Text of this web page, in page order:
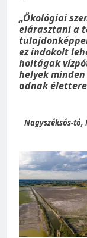
„Ökológiai
elárasztani a
ez indokolt
holtágak
helyek
adnak
Nagyszéksós-tó,